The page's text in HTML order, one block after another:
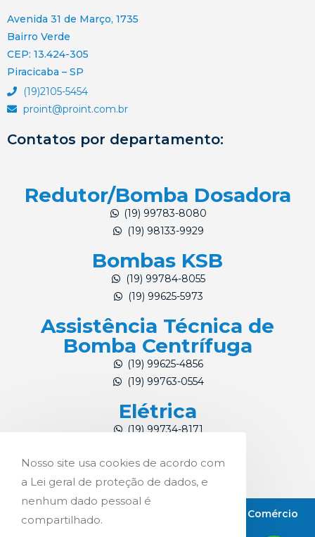
Avenida 31 de Março, 1735
Bairro Verde
CEP: 13.424-305
Piracicaba – SP
(19)2105-5454
proint@proint.com.br
Contatos por departamento:
Redutor/Bomba Dosadora
(19) 99783-8080
(19) 98133-9929
Bombas KSB
(19) 99784-8055
(19) 99625-5973
Assistência Técnica de
Bomba Centrífuga
(19) 99625-4856
(19) 99763-0554
Elétrica
(19) 99734-8171
Copyright © 2021 Pro-Int Representações e Comércio
Nosso site usa cookies de acordo com
a Lei geral de proteção de dados, e
nenhum dado pessoal é
compartilhado.